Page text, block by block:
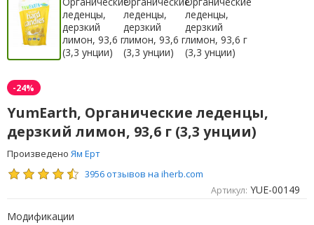
-24%
YumEarth, Органические леденцы,
дерзкий лимон, 93,6 г (3,3 унции)
Произведено Ям Ерт
3956 отзывов на iherb.com
Артикул: YUE-00149
Модификации